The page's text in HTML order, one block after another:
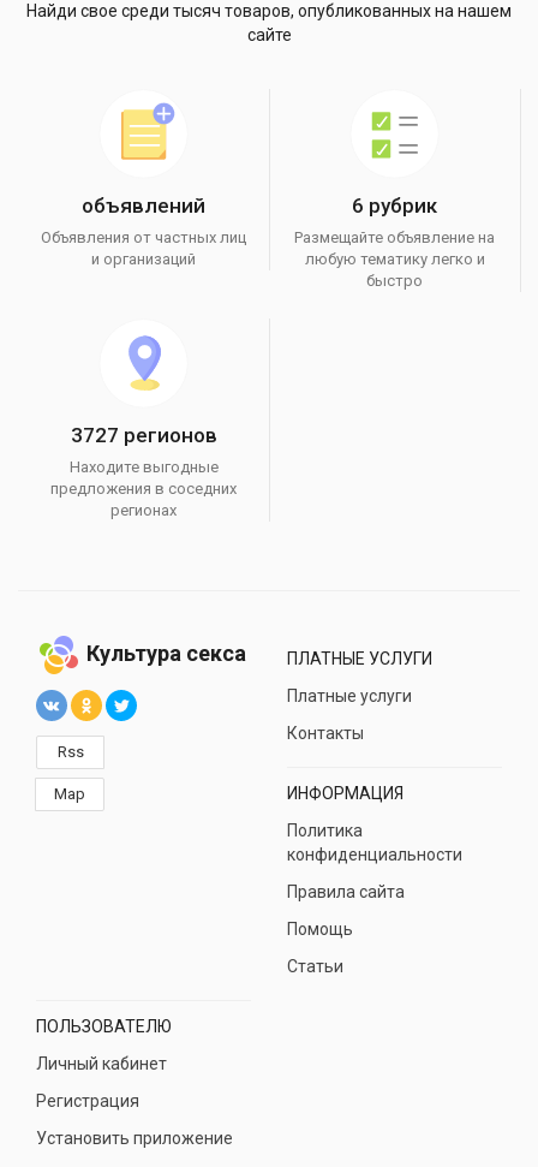
Найди свое среди тысяч товаров, опубликованных на нашем
сайте
объявлений
Объявления от частных лиц
и организаций
6 рубрик
Размещайте объявление на
любую тематику легко и
быстро
3727 регионов
Находите выгодные
предложения в соседних
регионах
Культура секса
Rss
Map
ПЛАТНЫЕ УСЛУГИ
Платные услуги
Контакты
ИНФОРМАЦИЯ
Политика
конфиденциальности
Правила сайта
Помощь
Статьи
ПОЛЬЗОВАТЕЛЮ
Личный кабинет
Регистрация
Установить приложение